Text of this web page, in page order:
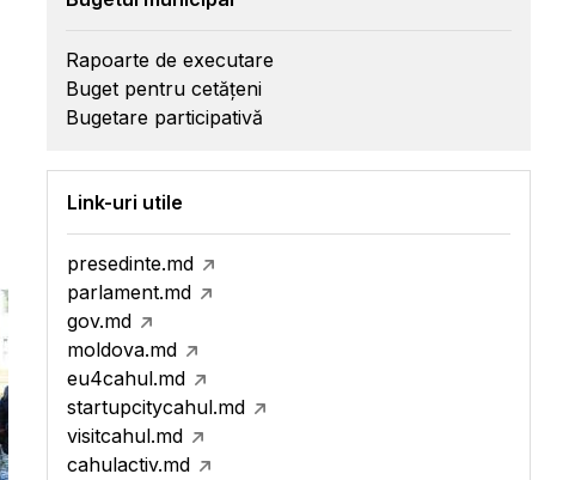
Rapoarte de executare
Buget pentru cetățeni
Bugetare participativă
Link-uri utile
presedinte.md
parlament.md
gov.md
moldova.md
eu4cahul.md
startupcitycahul.md
visitcahul.md
cahulactiv.md